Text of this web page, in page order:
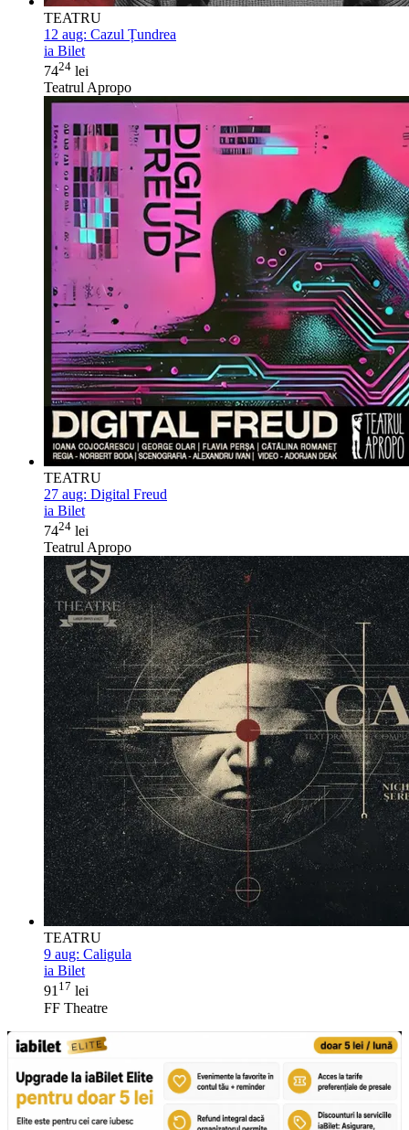
TEATRU
12 aug: Cazul Țundrea
ia Bilet
7424 lei
Teatrul Apropo
TEATRU
27 aug: Digital Freud
ia Bilet
7424 lei
Teatrul Apropo
TEATRU
9 aug: Caligula
ia Bilet
9117 lei
FF Theatre